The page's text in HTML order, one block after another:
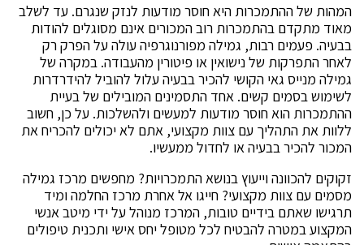
המהות של ההתמכרות היא חוסר מודעות לנזק שנגרם. עד לשלב
מאוד מתקדם בהתמכרות רוב המכורים אינם מסוגלים להודות
בבעיה. פעמים רבות, גמילה מפורנוגרפיה עולה על הפרק רק
לאחר התפרקות של נישואין או פיטורין מהעבודה. במקרה של
גמילה מנייס גאי הקושי להכיר בבעיה עלול להוביל להידרדרות
לשימוש בסמים קשים. אחד התסמינים המובילים של בעיית
ההתמכרות הוא חוסר מודעות למעשים ולהשלכות. על כן, חשוב
ללוות את התהליך עם צוות מקצועי, אתם לא יכולים להכריח את
המכור להכיר בבעיה או לחדול ממעשיו.
זקוקים להכוונה וייעוץ בנושא התמכרויות? מחפשים מרכז גמילה
מסמים עם צוות מקצועי? חייגו אל אחרת מרכז החלמה ומיד
תרגישו שאתם בידיים טובות, המרכז מנוהל על ידי מיטב אנשי
המקצוע במטרה להבטיח לכל מטופל יחס אישי ותכנית טיפולים